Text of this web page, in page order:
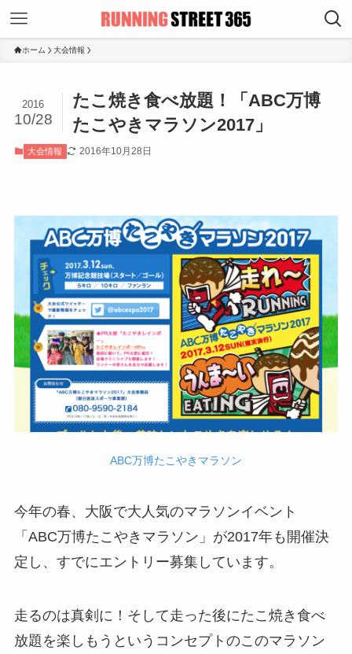
ホーム 大会情報
たこ焼き食べ放題！「ABC万博
たこやきマラソン2017」
2016
10/28
大会情報 2016年10月28日
ABC万博たこやきマラソン
今年の春、大阪で大人気のマラソンイベント
「ABC万博たこやきマラソン」が2017年も開催決
定し、すでにエントリー募集しています。
走るのは真剣に！そして走った後にたこ焼き食べ
放題を楽しもうというコンセプトのこのマラソン